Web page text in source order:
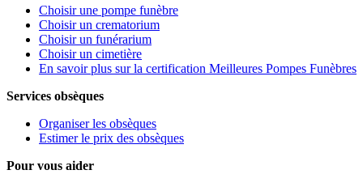
Choisir une pompe funèbre
Choisir un crematorium
Choisir un funérarium
Choisir un cimetière
En savoir plus sur la certification Meilleures Pompes Funèbres
Services obsèques
Organiser les obsèques
Estimer le prix des obsèques
Pour vous aider